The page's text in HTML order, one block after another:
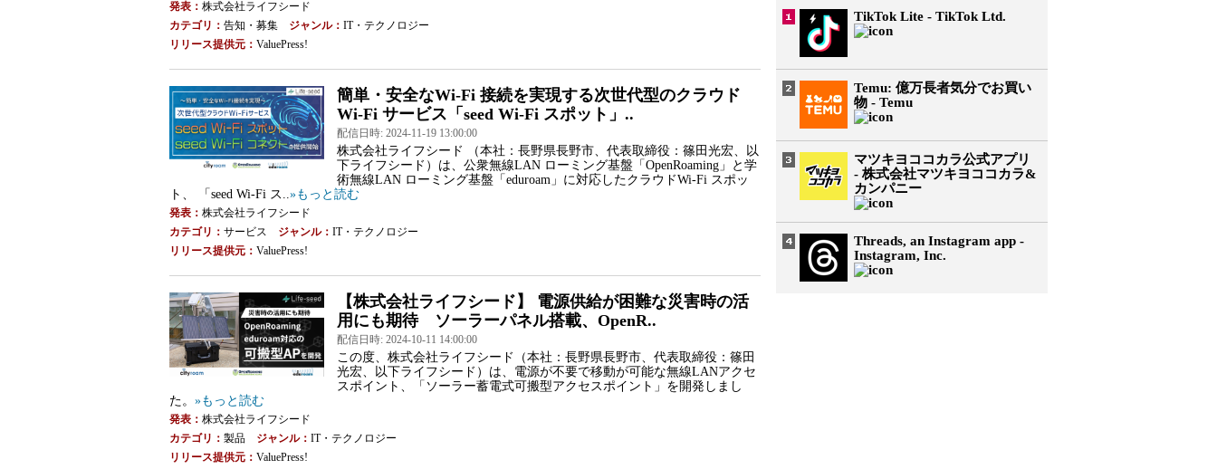
発表： 株式会社ライフシード
カテゴリ： 告知・募集 ジャンル： IT・テクノロジー
リリース提供元： ValuePress!
簡単・安全なWi-Fi 接続を実現する次世代型のクラウド
Wi-Fi サービス「seed Wi-Fi スポット」..
配信日時: 2024-11-19 13:00:00
株式会社ライフシード （本社：⻑野県⻑野市、代表取締役：篠⽥光宏、以
下ライフシード）は、公衆無線LAN ローミング基盤「OpenRoaming」と学
術無線LAN ローミング基盤「eduroam」に対応したクラウドWi-Fi スポッ
ト、 「seed Wi-Fi ス..»もっと読む
発表： 株式会社ライフシード
カテゴリ： サービス ジャンル： IT・テクノロジー
リリース提供元： ValuePress!
【株式会社ライフシード】 電源供給が困難な災害時の活
⽤にも期待 ソーラーパネル搭載、OpenR..
配信日時: 2024-10-11 14:00:00
この度、株式会社ライフシード（本社：長野県長野市、代表取締役：篠田
光宏、以下ライフシード）は、電源が不要で移動が可能な無線LANアクセ
スポイント、「ソーラー蓄電式可搬型アクセスポイント」を開発しまし
た。 »もっと読む
発表： 株式会社ライフシード
カテゴリ： 製品 ジャンル： IT・テクノロジー
リリース提供元： ValuePress!
TikTok Lite - TikTok Ltd.
Temu: 億万長者気分でお買い
物 - Temu
マツキヨココカラ公式アプリ
- 株式会社マツキヨココカラ&
カンパニー
Threads, an Instagram app -
Instagram, Inc.